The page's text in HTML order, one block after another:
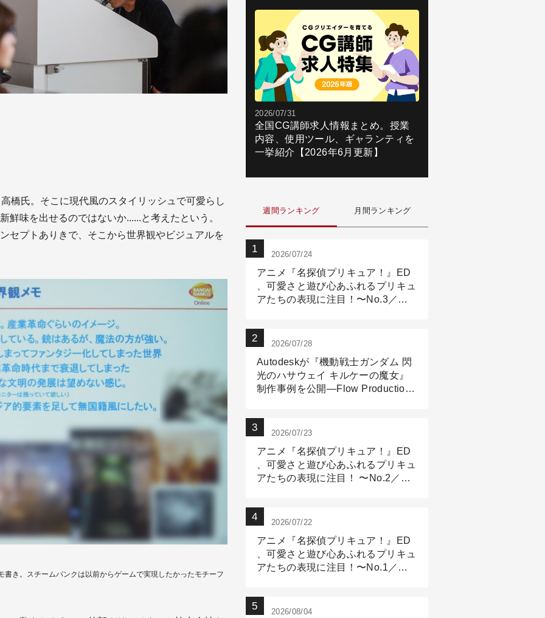
橋氏。そこに現代風のスタイリッシュで可愛らし
鮮味を出せるのではないか......と考えたという。
セプトありきで、そこから世界観やビジュアルを
き。スチームパンクは以前からゲームで実現したかったモチーフ
2026/07/31
全国CG講師求人情報まとめ。授業
内容、使用ツール、ギャランティを
一挙紹介【2026年6月更新】
週間ランキング 月間ランキング
2026/07/24
アニメ『名探偵プリキュア！』ED
、可愛さと遊び心あふれるプリキュ
アたちの表現に注目！〜No.3／ア
2026/07/28
Autodeskが『機動戦士ガンダム 閃
光のハサウェイ キルケーの魔女』
制作事例を公開―Flow Production
2026/07/23
アニメ『名探偵プリキュア！』ED
、可愛さと遊び心あふれるプリキュ
アたちの表現に注目！ 〜No.2／モ
2026/07/22
アニメ『名探偵プリキュア！』ED
、可愛さと遊び心あふれるプリキュ
アたちの表現に注目！〜No.1／演
2026/08/04